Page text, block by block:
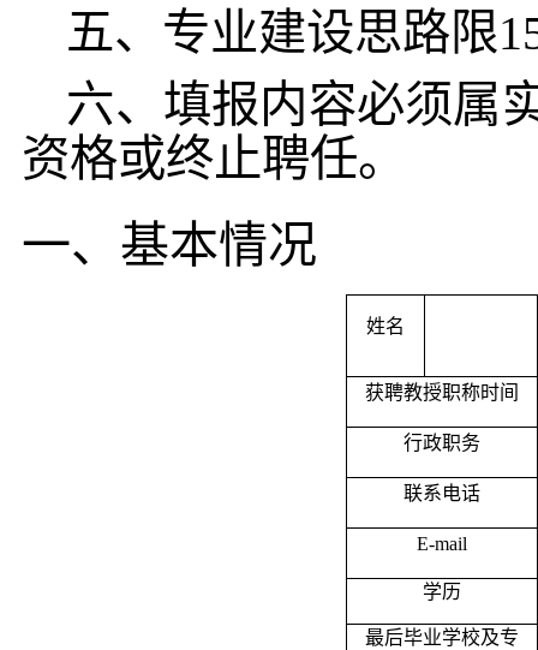
五、专业建设思路限
六、填报内容必须属
资格或终止聘任。
一、基本情况
姓名
获聘教授职称时间
行政职务
联系电话
E-mail
学历
最后毕业学校及专